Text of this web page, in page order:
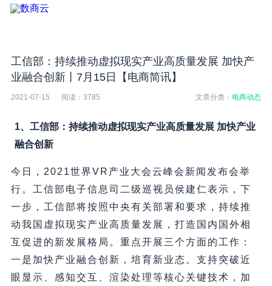
工信部：持续推动虚拟现实产业高质量发展 加快产
业融合创新丨7月15日【电商简讯】
2021-07-15 阅读： 3785 文章分类：电商动态
1、工信部：持续推动虚拟现实产业高质量发展 加快产业
融合创新
今日，2021世界VR产业大会云峰会新闻发布会举
行。工信部电子信息司二级巡视员侯建仁表示，下
一步，工信部将按照中央有关部署和要求，持续推
动我国虚拟现实产业高质量发展，打造国内国外相
互促进的新发展格局。重点开展三个方面的工作：
一是加快产业融合创新，培育新业态。支持突破近
眼显示、感知交互、渲染处理等核心关键技术，加